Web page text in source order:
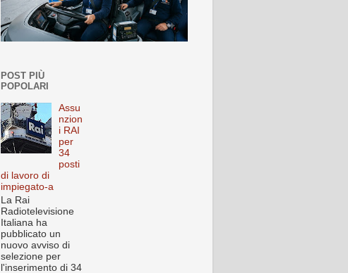
POST PIÙ
POPOLARI
Assu
nzion
i RAI
per
34
posti
di lavoro di
impiegato-a
La Rai
Radiotelevisione
Italiana ha
pubblicato un
nuovo avviso di
selezione per
l'inserimento di 34